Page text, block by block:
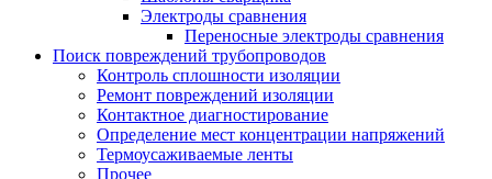
Электроды сравнения
Переносные электроды сравнения
Поиск повреждений трубопроводов
Контроль сплошности изоляции
Ремонт повреждений изоляции
Контактное диагностирование
Определение мест концентрации напряжений
Термоусаживаемые ленты
Прочее